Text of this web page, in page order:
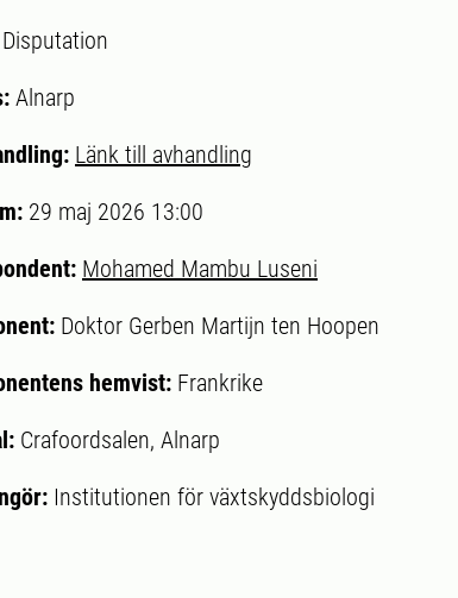
Disputation
Alnarp
Länk till avhandling
29 maj 2026 13:00
Mohamed Mambu Luseni
Doktor Gerben Martijn ten Hoopen
hemvist: Frankrike
Crafoordsalen, Alnarp
Institutionen för växtskyddsbiologi